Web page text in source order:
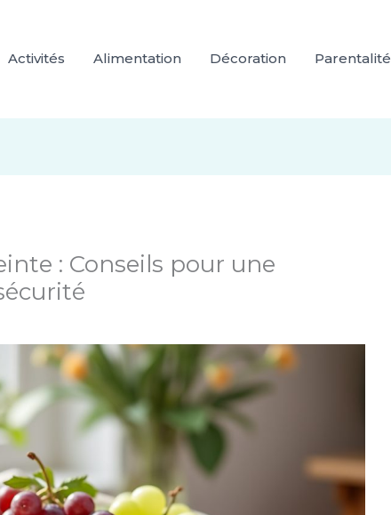
Activités Alimentation Décoration Parentalité
: Conseils pour une